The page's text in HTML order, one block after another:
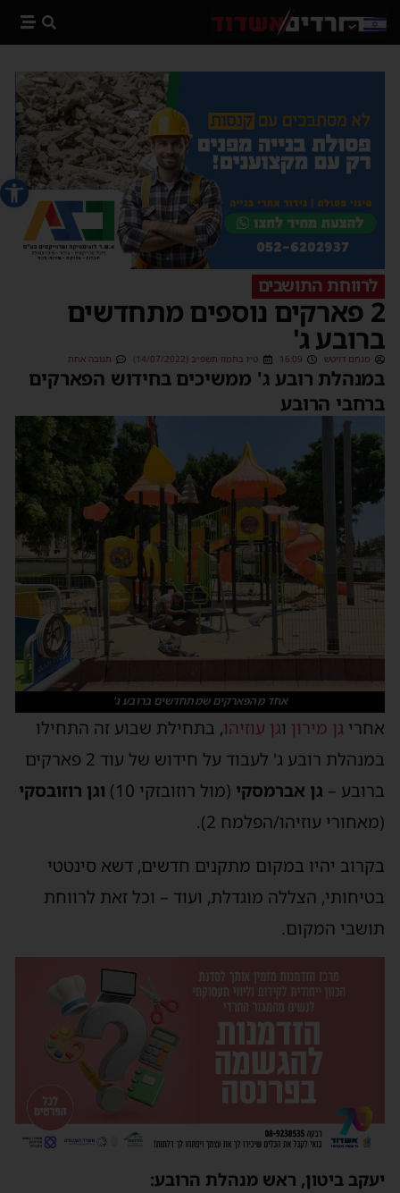
פתח
לרווחת התושבים
2 פארקים נוספים מתחדשים
ברובע ג'
מנחם דויטש 16:09 ט״ו בתמוז תשפ״ב (14/07/2022) תגובה אחת
במנהלת רובע ג' ממשיכים בחידוש הפארקים
ברחבי הרובע
אחד מהפארקים שמתחדשים ברובע ג'
אחרי גן מירון וגן עוזיהו, בתחילת שבוע זה התחילו
במנהלת רובע ג' לעבוד על חידוש של עוד 2 פארקים
ברובע – גן אברמסקי (מול רוזובזקי 10)
וגן רוזובסקי
(מאחורי עוזיהו/הפלמח 2).
בקרוב יהיו במקום מתקנים חדשים, דשא סינטטי
בטיחותי, הצללה מוגדלת, ועוד – וכל זאת לרווחת
תושבי המקום.
יעקב ביטון, ראש מנהלת הרובע: